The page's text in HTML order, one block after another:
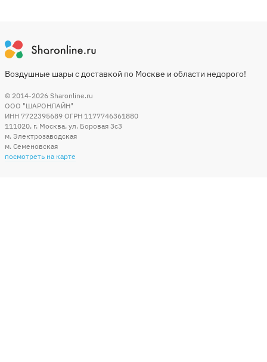
Воздушные шары с доставкой по Москве и области недорого!
© 2014-2026 Sharonline.ru
ООО "ШАРОНЛАЙН"
ИНН 7722395689 ОГРН 1177746361880
111020, г. Москва, ул. Боровая 3c3
м. Электрозаводская
м. Семеновская
посмотреть на карте